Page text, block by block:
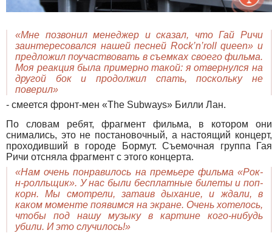
«Мне позвонил менеджер и сказал, что Гай Ричи
заинтересовался нашей песней Rock’n’rollqueen» и
предложил поучаствовать в съемках своего фильма.
Моя реакция была примерно такой: я отвернулся на
другой бок и продолжил спать, поскольку не
поверил»
- смеется фронт-мен «The Subways» Билли Лан.
По словам ребят, фрагмент фильма, в котором они
снимались, это не постановочный, а настоящий концерт,
проходивший в городе Бормут. Съемочная группа Гая
Ричи отсняла фрагмент с этого концерта.
«Нам очень понравилось на премьере фильма «Рок-
н-ролльщик». У нас были бесплатные билеты и поп-
корн. Мы смотрели, затаив дыхание, и ждали, в
каком моменте появимся на экране. Очень хотелось,
чтобы под нашу музыку в картине кого-нибудь
убили. И это случилось!»